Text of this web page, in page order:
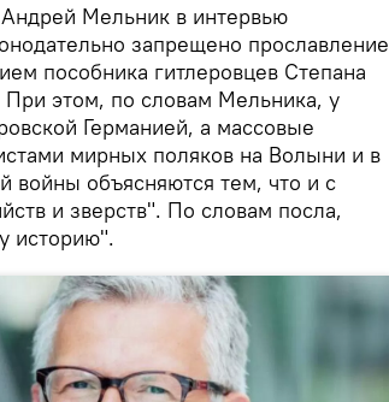
Мельник в интервью
запрещено прославление
пособника гитлеровцев Степана
этом, по словам Мельника, у
Германией, а массовые
мирных поляков на Волыни и в
войны объясняются тем, что и с
и зверств". По словам посла,
историю".